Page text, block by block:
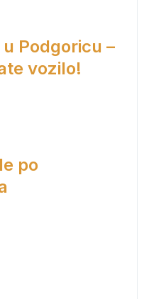
Podgoricu –
vozilo!
po